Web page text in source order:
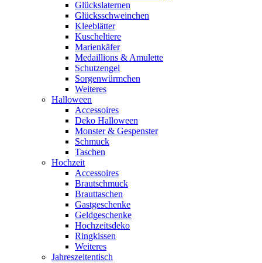
Glückslaternen
Glücksschweinchen
Kleeblätter
Kuscheltiere
Marienkäfer
Medaillions & Amulette
Schutzengel
Sorgenwürmchen
Weiteres
Halloween
Accessoires
Deko Halloween
Monster & Gespenster
Schmuck
Taschen
Hochzeit
Accessoires
Brautschmuck
Brauttaschen
Gastgeschenke
Geldgeschenke
Hochzeitsdeko
Ringkissen
Weiteres
Jahreszeitentisch